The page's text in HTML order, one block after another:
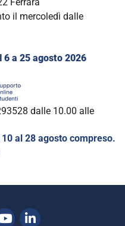
il mercoledì dalle
a 25 agosto 2026
dalle 10.00 alle
al 28 agosto compreso.
YoutubeLinkedin